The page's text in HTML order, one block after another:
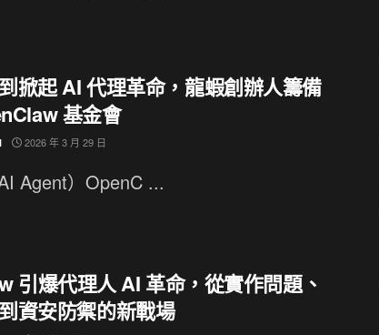
掀起 AI 代理革命，龍蝦創辦人籌備
基金會
2026 年 3 月 29 日
Agent）OpenC ...
引爆代理人 AI 革命，從實作問題、
資安防禦的新戰場